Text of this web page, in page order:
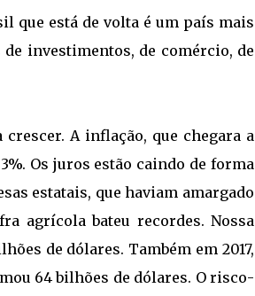
que está de volta é um país mais
investimentos, de comércio, de
A inflação, que chegara a
Os juros estão caindo de forma
estatais, que haviam amargado
agrícola bateu recordes. Nossa
de dólares. Também em 2017,
64 bilhões de dólares. O risco-